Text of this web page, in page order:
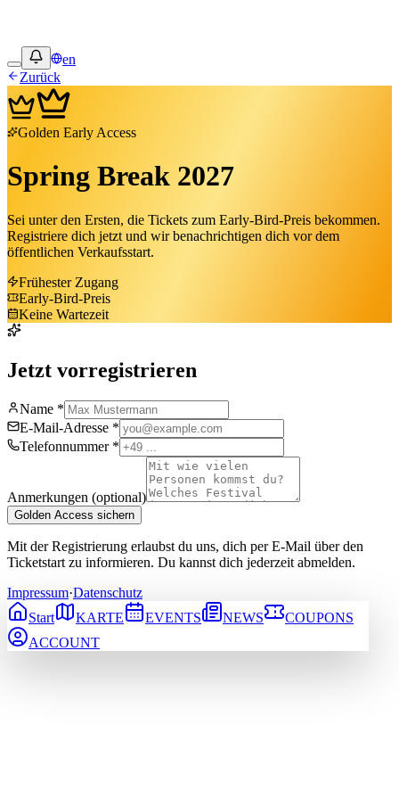
en
Zurück
Golden Early Access
Spring Break 2027
Sei unter den Ersten, die Tickets zum Early-Bird-Preis bekommen.
Registriere dich jetzt und wir benachrichtigen dich vor dem
öffentlichen Verkaufsstart.
Frühester Zugang
Early-Bird-Preis
Keine Wartezeit
Jetzt vorregistrieren
Name *
E-Mail-Adresse *
Telefonnummer*
Anmerkungen (optional)
Golden Access sichern
Mit der Registrierung erlaubst du uns, dich per E-Mail über den
Ticketstart zu informieren. Du kannst dich jederzeit abmelden.
Impressum·Datenschutz
Start
KARTE EVENTS NEWS
COUPONS
ACCOUNT